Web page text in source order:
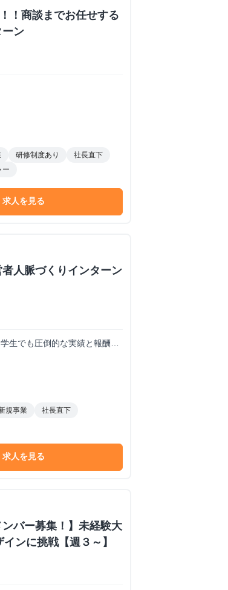
！商談までお任せする
ーン
研修制度あり
社長直下
ー
求人を見る
人脈づくりインターン
生でも圧倒的な実績と報酬を
規事業
社長直下
求人を見る
ンバー募集！】未経験大
ンに挑戦【週３～】